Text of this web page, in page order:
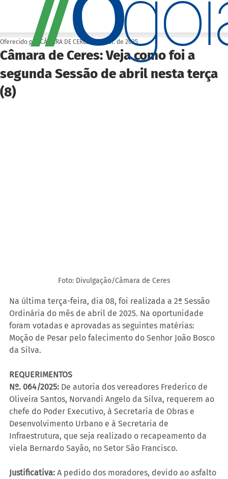
Câmara de Ceres: Veja como foi a
segunda Sessão de abril nesta terça
(8)
Oferecido por CÂMARA DE CERES 9 de abr. de 2025
Foto: Divulgação/Câmara de Ceres
Na última terça-feira, dia 08, foi realizada a 2ª Sessão
Ordinária do mês de abril de 2025. Na oportunidade
foram votadas e aprovadas as seguintes matérias:
Moção de Pesar pelo falecimento do Senhor João Bosco
da Silva.
REQUERIMENTOS
Nº. 064/2025: De autoria dos vereadores Frederico de
Oliveira Santos, Norvandi Angelo da Silva, requerem ao
chefe do Poder Executivo, à Secretaria de Obras e
Desenvolvimento Urbano e à Secretaria de
Infraestrutura, que seja realizado o recapeamento da
viela Bernardo Sayão, no Setor São Francisco.
Justificativa: A pedido dos moradores, devido ao asfalto